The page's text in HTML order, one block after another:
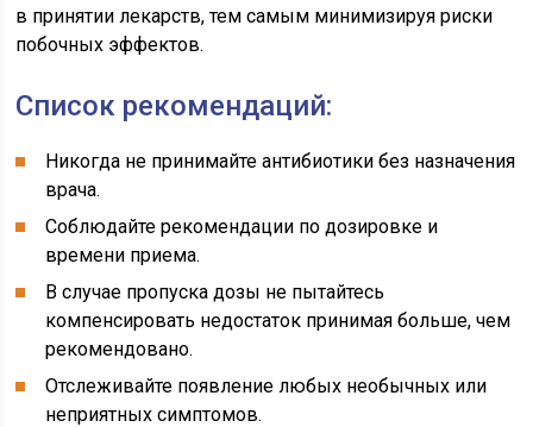
в принятии лекарств, тем самым минимизируя риски
побочных эффектов.
Список рекомендаций:
Никогда не принимайте антибиотики без назначения
врача.
Соблюдайте рекомендации по дозировке и
времени приема.
В случае пропуска дозы не пытайтесь
компенсировать недостаток принимая больше, чем
рекомендовано.
Отслеживайте появление любых необычных или
неприятных симптомов.